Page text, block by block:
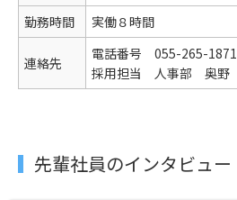
勤務時間
実働８時間
連絡先
電話番号 055-265-1871
採用担当 人事部 奥野
先輩社員のインタビュー